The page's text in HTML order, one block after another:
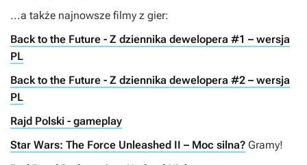
...a także najnowsze filmy z gier:
Back to the Future - Z dziennika dewelopera #1 – wersja
PL
Back to the Future - Z dziennika dewelopera #2 – wersja
PL
Rajd Polski - gameplay
Star Wars: The Force Unleashed II – Moc silna? Gramy!